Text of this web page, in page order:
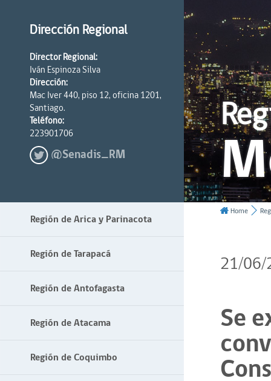
Dirección Regional
Director Regional:
Iván Espinoza Silva
Dirección:
Mac Iver 440, piso 12, oficina 1201,
Santiago.
Teléfono:
223901706
@Senadis_RM
Región de Arica y Parinacota
Región de Tarapacá
Región de Antofagasta
Región de Atacama
Región de Coquimbo
Home
21/
Se